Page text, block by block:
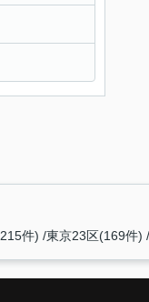
件) 東京23区(169件)